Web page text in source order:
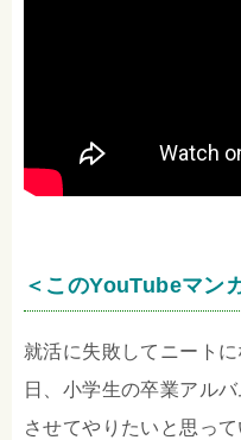
＜このYouTubeマン
就活に失敗してニート
日、小学生の卒業アル
させてやりたいと思っ